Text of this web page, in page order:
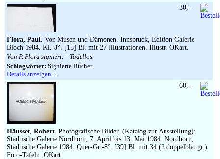
Flora, Paul. Von Musen und Dämonen. Innsbruck, Edition Galerie
Bloch 1984. Kl.-8°. [15] Bl. mit 27 Illustrationen. Illustr. OKart.
Von P. Flora signiert. – Tadellos.
Schlagwörter: Signierte Bücher
Details anzeigen…
30,--
Häusser, Robert. Photografische Bilder. (Katalog zur Ausstellung):
Städtische Galerie Nordhorn, 7. April bis 13. Mai 1984. Nordhorn,
Städtische Galerie 1984. Quer-Gr.-8°. [39] Bl. mit 34 (2 doppelblattgr.)
Foto-Tafeln. OKart.
60,--